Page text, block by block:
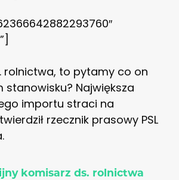
rolnictwa, to pytamy co on
stanowisku? Największa
importu straci na
rzecznik prasowy PSL
komisarz ds. rolnictwa